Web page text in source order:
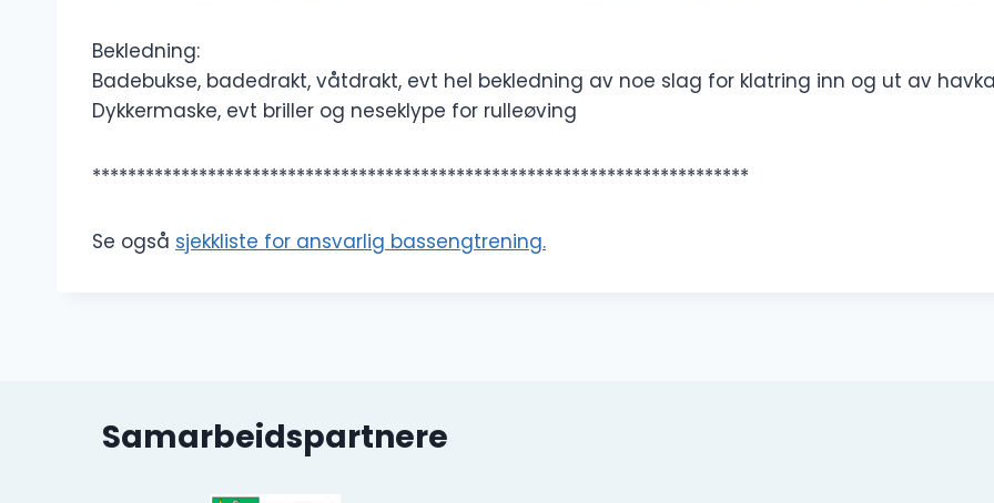
Bekledning:
Badebukse, badedrakt, våtdrakt, evt hel bekledning av noe slag for klatring inn og ut av
Dykkermaske, evt briller og neseklype for rulleøving
**************************************************************************
Se også sjekkliste for ansvarlig bassengtrening.
Samarbeidspartnere